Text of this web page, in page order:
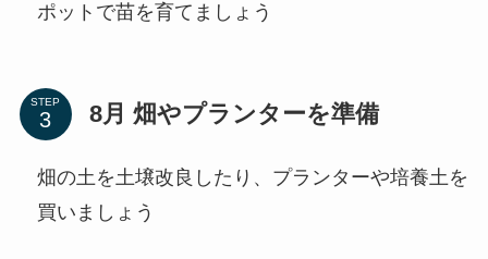
ポットで苗を育てましょう
STEP 8月 畑やプランターを準備
畑の土を土壌改良したり、プランターや培養土を
買いましょう